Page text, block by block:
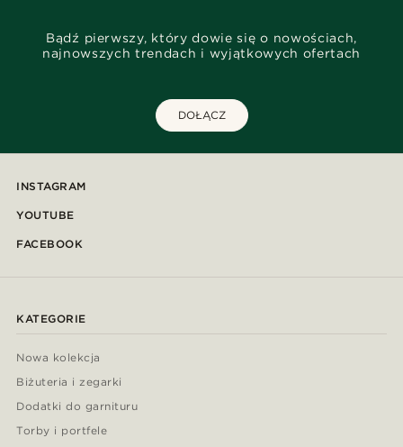
Bądź pierwszy, który dowie się o nowościach,
najnowszych trendach i wyjątkowych ofertach
DOŁĄCZ
INSTAGRAM
YOUTUBE
FACEBOOK
KATEGORIE
Nowa kolekcja
Biżuteria i zegarki
Dodatki do garnituru
Torby i portfele